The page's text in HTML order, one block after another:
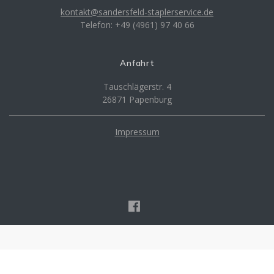
kontakt@sandersfeld-staplerservice.de
Telefon: +49 (4961) 97 40 66
Anfahrt
Tauschlägerstr. 4
26871 Papenburg
Impressum